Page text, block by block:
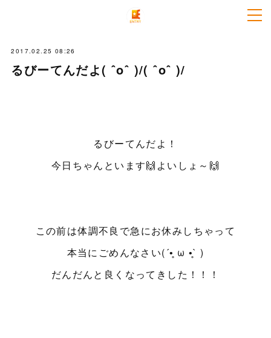
2017.02.25 08:26
るびーてんだよ( ˆoˆ )/( ˆoˆ )/
るびーてんだよ！
今日ちゃんといます🙌よいしょ～🙌
この前は体調不良で急にお休みしちゃって
本当にごめんなさい(´•̥ ω •̥` )
だんだんと良くなってきした！！！